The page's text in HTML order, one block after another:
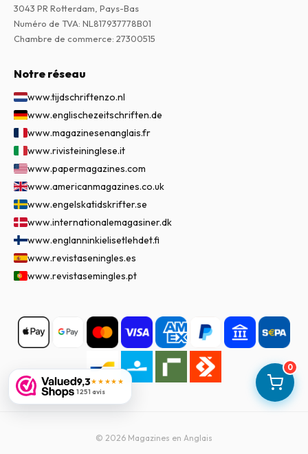
0
9,3★★★★★
1 251 avis
3043 PR Rotterdam, Pays-Bas
Numéro de TVA: NL817937778B01
Chambre de commerce: 27300515
Notre réseau
www.tijdschriftenzo.nl
www.englischezeitschriften.de
www.magazinesenanglais.fr
www.rivisteininglese.it
www.papermagazines.com
www.americanmagazines.co.uk
www.engelskatidskrifter.se
www.internationalemagasiner.dk
www.englanninkielisetlehdet.fi
www.revistaseningles.es
www.revistasemingles.pt
© 2026 Magazines en Anglais